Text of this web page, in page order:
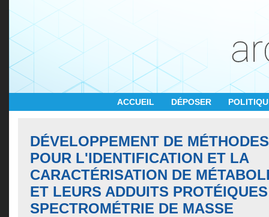
ACCUEIL DÉPOSER
DÉVELOPPEMENT DE
POUR L'IDENTIFICATION ET LA
CARACTÉRISATION DE
ET LEURS ADDUITS
SPECTROMÉTRIE DE MASSE